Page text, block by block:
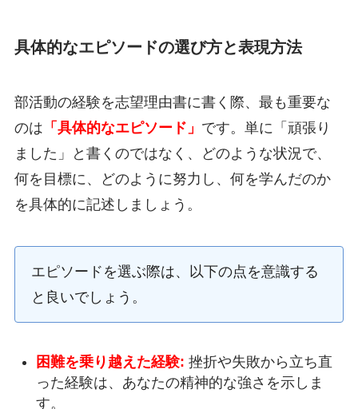
具体的なエピソードの選び方と表現方法
部活動の経験を志望理由書に書く際、最も重要な
のは 「具体的なエピソード」 です。単に「頑張り
ました」と書くのではなく、どのような状況で、
何を目標に、どのように努力し、何を学んだのか
を具体的に記述しましょう。
エピソードを選ぶ際は、以下の点を意識する
と良いでしょう。
困難を乗り越えた経験: 挫折や失敗から立ち直
った経験は、あなたの精神的な強さを示しま
す。